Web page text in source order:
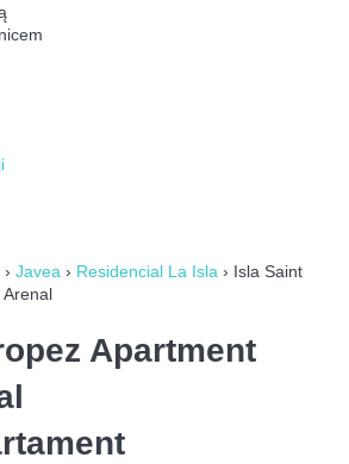
› Javea › Residencial La Isla › Isla Saint
Arenal
Apartment